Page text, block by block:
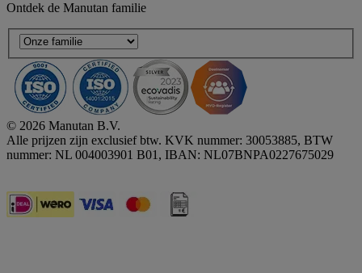
Ontdek de Manutan familie
© 2026 Manutan B.V.
Alle prijzen zijn exclusief btw. KVK nummer: 30053885, BTW
nummer: NL 004003901 B01, IBAN: NL07BNPA0227675029